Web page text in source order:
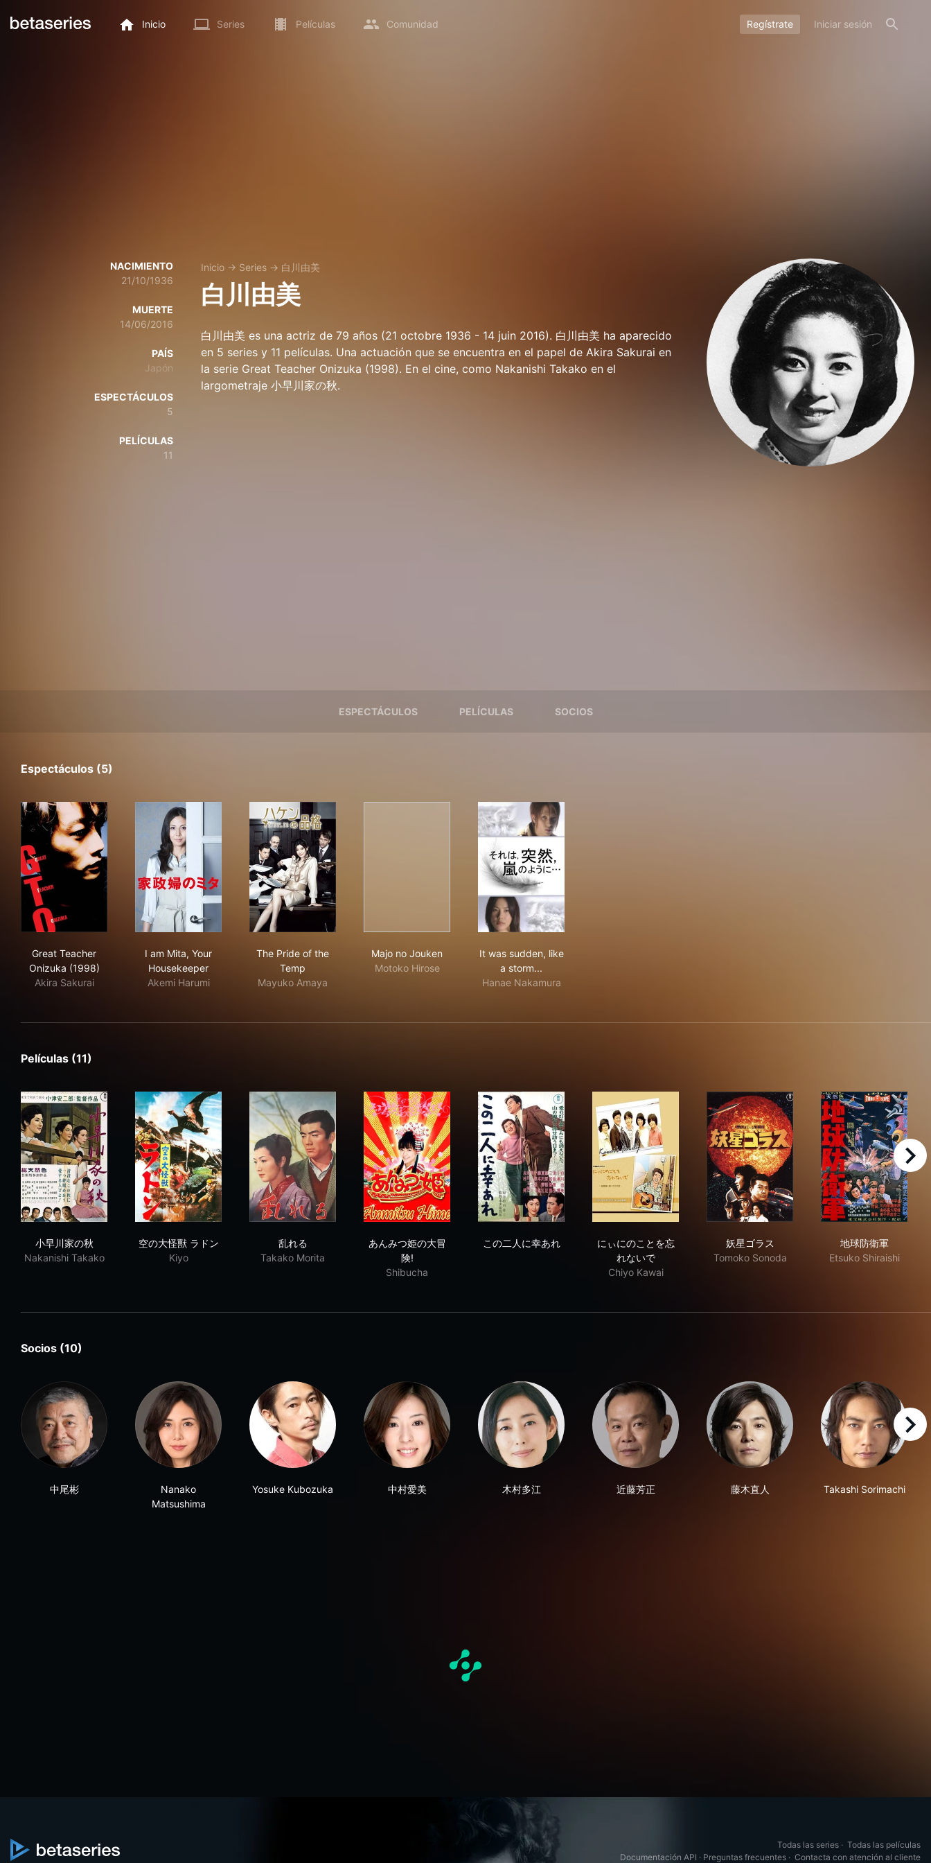
Inicio Series Películas Comunidad Regístrate Iniciar sesión
NACIMIENTO
21/10/1936
MUERTE
14/06/2016
PAÍS
Japón
ESPECTÁCULOS
5
PELÍCULAS
11
Inicio → Series → 白川由美
白川由美
白川由美 es una actriz de 79 años (21 octobre 1936 - 14 juin 2016). 白川由美 ha aparecido
en 5 series y 11 películas. Una actuación que se encuentra en el papel de Akira Sakurai en
la serie Great Teacher Onizuka (1998). En el cine, como Nakanishi Takako en el
largometraje 小早川家の秋.
ESPECTÁCULOS PELÍCULAS SOCIOS
Espectáculos (5)
Great Teacher
Onizuka (1998)
Akira Sakurai
I am Mita, Your
Housekeeper
Akemi Harumi
The Pride of the
Temp
Mayuko Amaya
Majo no Jouken
Motoko Hirose
It was sudden, like
a storm...
Hanae Nakamura
Películas (11)
小早川家の秋
Nakanishi Takako
空の大怪獸 ラドン
Kiyo
乱れる
Takako Morita
あんみつ姫の大冒
険!
Shibucha
この二人に幸あれ
にぃにのことを忘
れないで
Chiyo Kawai
妖星ゴラス
Tomoko Sonoda
地球防衛軍
Etsuko Shiraishi
right
Socios (10)
中尾彬
Nanako
Matsushima
Yosuke Kubozuka 中村愛美 木村多江 近藤芳正 藤木直人 Takashi Sorimachi
right
Todas las series · Todas las películas
Documentación API · Preguntas frecuentes · Contacta con atención al cliente